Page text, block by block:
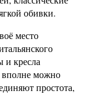
обивки.
место
и кресла
можно
простота,